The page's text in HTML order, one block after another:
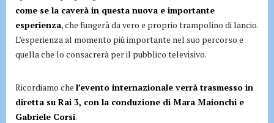
come se la caverà in questa nuova e importante
esperienza, che fungerà da vero e proprio trampolino di lancio.
L’esperienza al momento più importante nel suo percorso e
quella che lo consacrerà per il pubblico televisivo.
Ricordiamo che l’evento internazionale verrà trasmesso in
diretta su Rai 3, con la conduzione di Mara Maionchi e
Gabriele Corsi.